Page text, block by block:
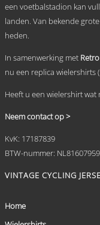
een voetbalstadion kan
landen. Van bekende
heden.
In samenwerking met
nu een replica wielershirts
Heeft u een wielershirt
Neem contact op >
KvK: 17187839
BTW-nummer:
VINTAGE CYCLING
Home